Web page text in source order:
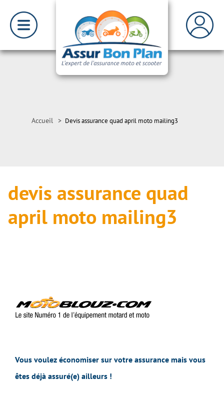
Accueil > Devis assurance quad april moto mailing3
devis assurance quad
april moto mailing3
Vous voulez économiser sur votre assurance mais vous
êtes déjà assuré(e) ailleurs !